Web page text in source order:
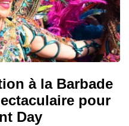
à la Barbade
pour
Day